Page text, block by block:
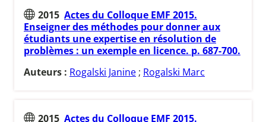
2015 Actes du Colloque EMF 2015.
Enseigner des méthodes pour donner aux
étudiants une expertise en résolution de
problèmes : un exemple en licence. p. 687-700.
Auteurs : Rogalski Janine ; Rogalski Marc
2015 Actes du Colloque EMF 2015.